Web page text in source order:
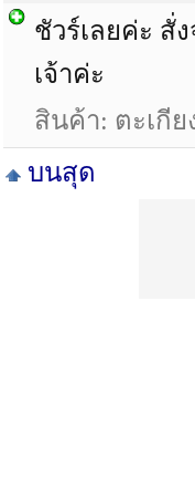
ชัวร์เลยค่ะ สั่
เจ้าค่ะ
สินค้า: ตะเกีย
บนสุด